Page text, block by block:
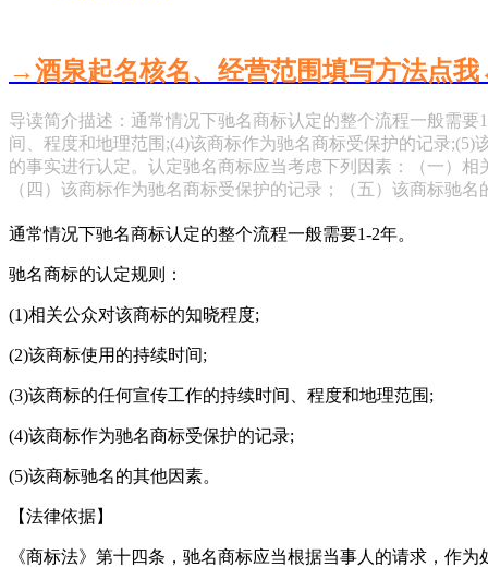
→酒泉起名核名、经营范围填写方法点
导读简介描述：通常情况下驰名商标认定的整个流程一般需
间、程度和地理范围;(4)该商标作为驰名商标受保护的记录
的事实进行认定。认定驰名商标应当考虑下列因素：（一）
（四）该商标作为驰名商标受保护的记录；（五）该商标驰
通常情况下驰名商标认定的整个流程一般需要1-2年。
驰名商标的认定规则：
(1)相关公众对该商标的知晓程度;
(2)该商标使用的持续时间;
(3)该商标的任何宣传工作的持续时间、程度和地理范围;
(4)该商标作为驰名商标受保护的记录;
(5)该商标驰名的其他因素。
【法律依据】
《商标法》第十四条，驰名商标应当根据当事人的请求，作